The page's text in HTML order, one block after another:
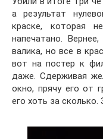
а результат
краске, которая
напечатано.
валика, но все в
вот на постер к
даже. Сдерживая
окно, прячу его от
его хоть за